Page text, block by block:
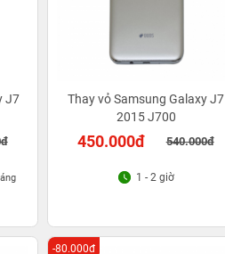
J7
Thay vỏ Samsung Galaxy J7
2015 J700
450.000đ 540.000đ
1 - 2 giờ
-80.000đ